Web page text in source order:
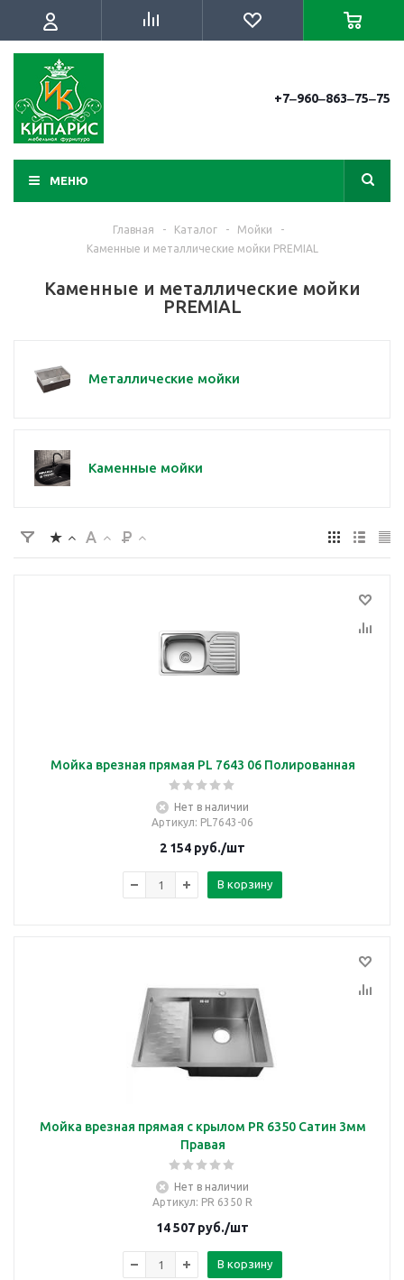
+7‒960‒863‒75‒75
МЕНЮ
Главная - Каталог - Мойки
-
Каменные и металлические мойки PREMIAL
Каменные и металлические мойки
PREMIAL
Металлические мойки
Каменные мойки
Мойка врезная прямая PL 7643 06 Полированная
Нет в наличии
Артикул: PL7643-06
2 154 руб./шт
В корзину
Мойка врезная прямая с крылом PR 6350 Сатин 3мм
Правая
Нет в наличии
Артикул: PR 6350 R
14 507 руб./шт
В корзину